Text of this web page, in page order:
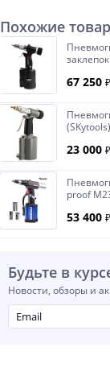
Похожие
67 250 ₽
23 000 ₽
proof
53 400 ₽
Будьте в
Новости, обзоры и